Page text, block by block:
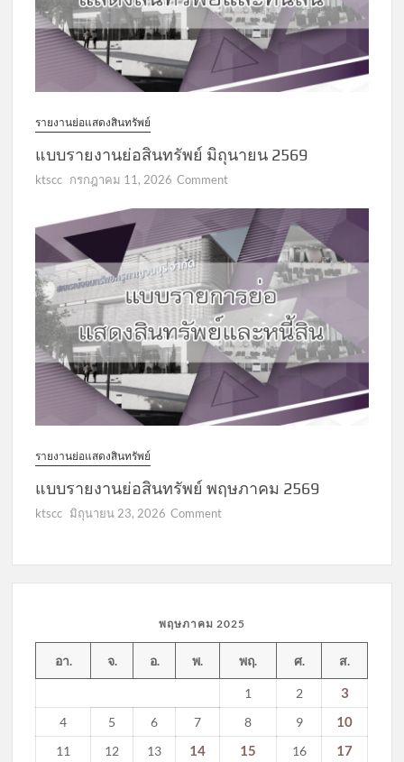
รายงานย่อแสดงสินทรัพย์
แบบรายงานย่อสินทรัพย์ มิถุนายน 2569
ktscc กรกฎาคม 11, 2026 Commenton
รายงาน
สินทรัพย์
มิถุนายน
2569
รายงานย่อแสดงสินทรัพย์
แบบรายงานย่อสินทรัพย์ พฤษภาคม 2569
ktscc มิถุนายน 23, 2026 Commenton
2569
พฤษภาคม 2025
อา. จ. อ. พ. พฤ. ศ. ส.
1 2 3
4 5 6 7 8 9 10
11 12 13 14 15 16 17